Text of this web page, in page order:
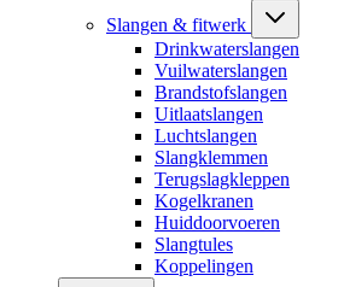
Slangen & fitwerk
Drinkwaterslangen
Vuilwaterslangen
Brandstofslangen
Uitlaatslangen
Luchtslangen
Slangklemmen
Terugslagkleppen
Kogelkranen
Huiddoorvoeren
Slangtules
Koppelingen